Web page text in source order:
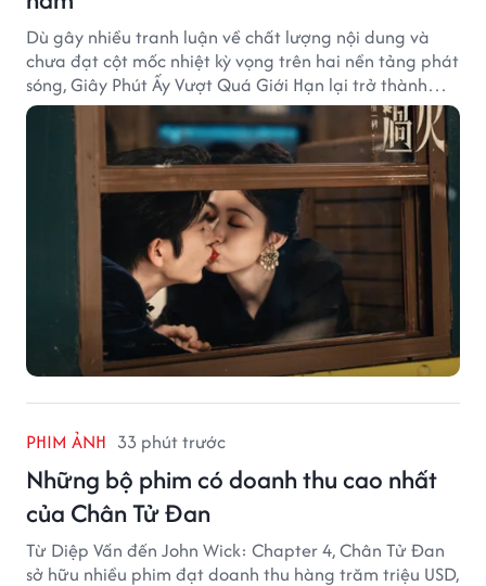
Dù gây nhiều tranh luận về chất lượng nội dung và
chưa đạt cột mốc nhiệt kỳ vọng trên hai nền tảng phát
sóng, Giây Phút Ấy Vượt Quá Giới Hạn lại trở thành
hiện tượng ở khía cạnh thương mại.
PHIM ẢNH 33 phút trước
Những bộ phim có doanh thu cao nhất
của Chân Tử Đan
Từ Diệp Vấn đến John Wick: Chapter 4, Chân Tử Đan
sở hữu nhiều phim đạt doanh thu hàng trăm triệu USD,